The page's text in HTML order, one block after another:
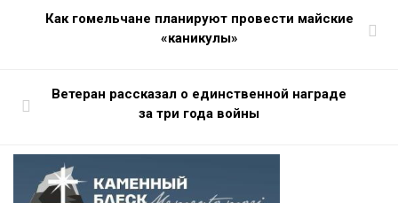
Как гомельчане планируют провести майские
«каникулы»
Ветеран рассказал о единственной награде
за три года войны